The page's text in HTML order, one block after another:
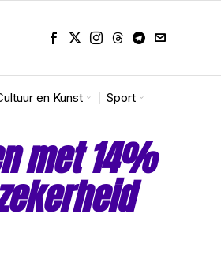
en Kunst Sport
met 14%